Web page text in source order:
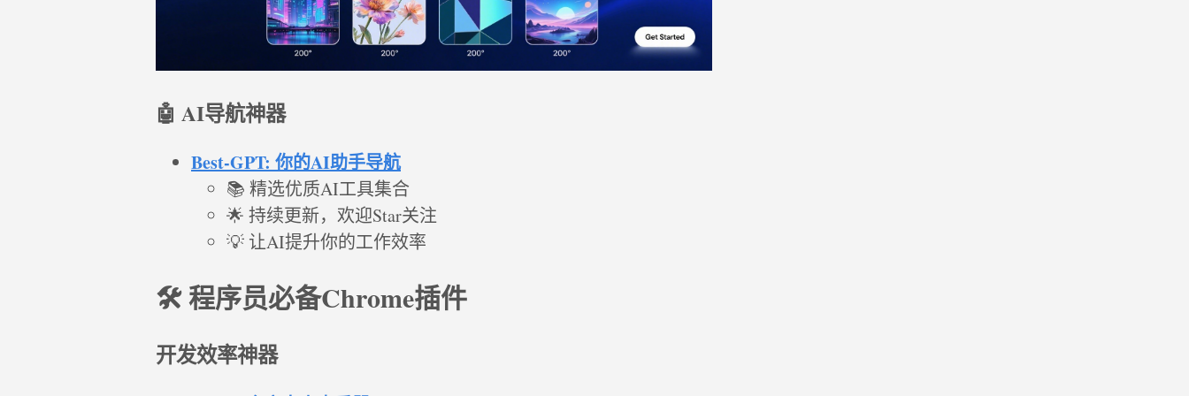
🤖 AI导航神器
Best-GPT: 你的AI助手导航
📚 精选优质AI工具集合
🌟 持续更新，欢迎Star关注
💡 让AI提升你的工作效率
🛠️ 程序员必备Chrome插件
开发效率神器